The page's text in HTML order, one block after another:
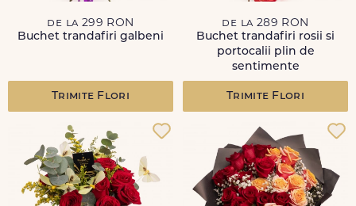
de la 299 RON
Buchet trandafiri galbeni
Trimite Flori
de la 289 RON
Buchet trandafiri rosii si
portocalii plin de
sentimente
Trimite Flori